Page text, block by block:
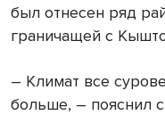
был отнесен ряд
граничащей с
– Климат все
больше, – пояснил